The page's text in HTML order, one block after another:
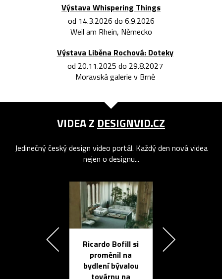
Výstava Whispering Things
od 14.3.2026 do 6.9.2026
Weil am Rhein, Německo
Výstava Liběna Rochová: Doteky
od 20.11.2025 do 29.8.2027
Moravská galerie v Brně
VIDEA Z DESIGNVID.CZ
Jedinečný český design video portál. Každý den nová videa
nejen o designu...
Ricardo Bofill si
proměnil na
bydlení bývalou
továrnu na